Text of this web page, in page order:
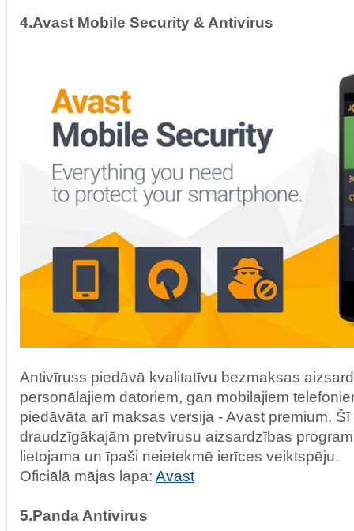
4.Avast Mobile Security & Antivirus
Antivīruss piedāvā kvalitatīvu bezmaksas
personālajiem datoriem, gan mobilajiem
piedāvāta arī maksas versija - Avast premium.
draudzīgākajām pretvīrusu aizsardzības
lietojama un īpaši neietekmē ierīces veiktspēju.
Oficiālā mājas lapa: Avast
5.Panda Antivirus